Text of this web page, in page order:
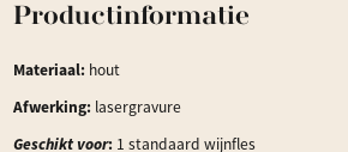
Productinformatie
Materiaal: hout
Afwerking: lasergravure
Geschikt voor: 1 standaard wijnfles